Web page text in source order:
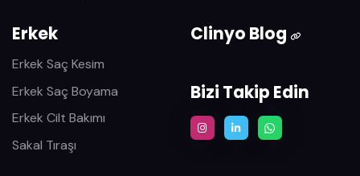
Erkek
Erkek Saç Kesim
Erkek Saç Boyama
Erkek Cilt Bakımı
Sakal Tıraşı
Clinyo Blog
Bizi Takip Edin